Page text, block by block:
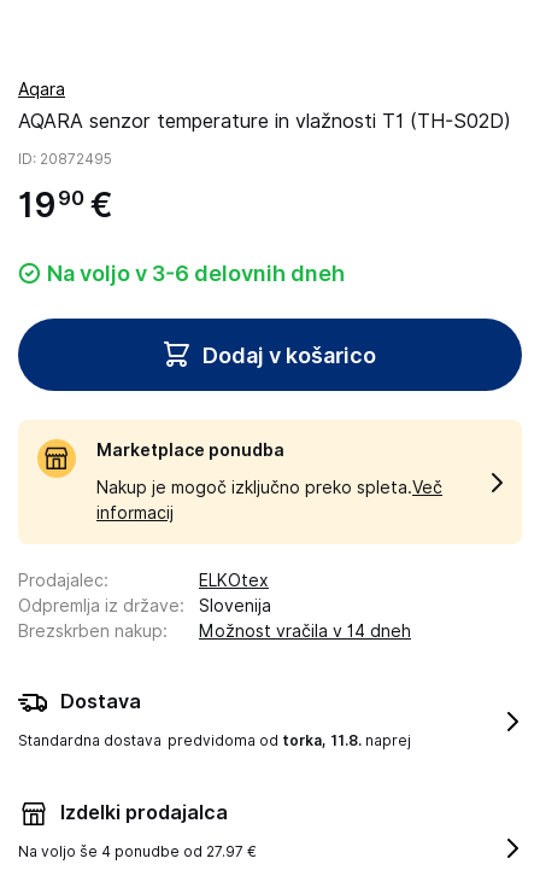
Aqara
AQARA senzor temperature in vlažnosti T1 (TH-S02D)
ID: 20872495
19 90 €
Na voljo v 3-6 delovnih dneh
Dodaj v košarico
Marketplace ponudba
Nakup je mogoč izključno preko spleta.Več
informacij
Prodajalec:
ELKOtex
Odpremlja iz države:
Slovenija
Brezskrben nakup: Možnost vračila v 14 dneh
Dostava
Standardna dostava predvidoma od torka, 11.8. naprej
Izdelki prodajalca
Na voljo še 4 ponudbe od 27.97 €